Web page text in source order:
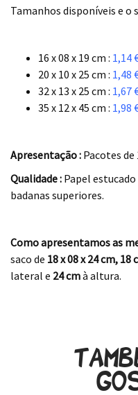
Tamanhos disponíveis e o
16 x 08 x 19 cm : 1,14
20 x 10 x 25 cm : 1,48
32 x 13 x 25 cm : 1,67
35 x 12 x 45 cm : 1,98
Apresentação : Pacotes de
Qualidade : Papel
badanas superiores.
Como apresentamos as
saco de 18 x 08 x 24cm, 18
lateral e 24 cmà altura.